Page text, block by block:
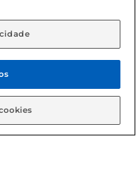
compras on-line é de
os direitos